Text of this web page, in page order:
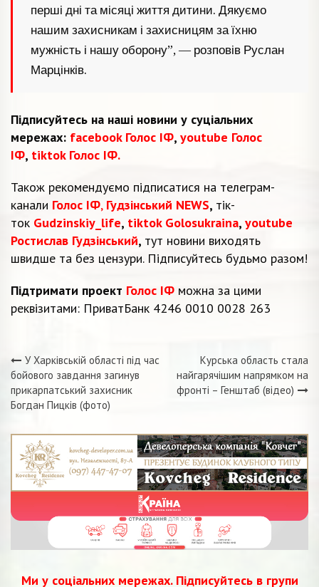
перші дні та місяці життя дитини. Дякуємо
нашим захисникам і захисницям за їхню
мужність і нашу оборону”, — розповів Руслан
Марцінків.
Підписуйтесь на наші новини у суціальних
мережах: facebook Голос ІФ, youtube Голос
ІФ, tiktok Голос ІФ.
Також рекомендуємо підписатися на телеграм-
канали Голос ІФ, Гудзінський NEWS, тік-
ток Gudzinskiy_life, tiktok Golosukraina, youtube
Ростислав Гудзінський, тут новини виходять
швидше та без цензури. Підписуйтесь будьмо разом!
Підтримати проект Голос ІФ можна за цими
реквізитами: ПриватБанк 4246 0010 0028 263
Навігація
записів
У Харківській області під час
бойового завдання загинув
прикарпатський захисник
Богдан Пицків (фото)
Курська область стала
найгарячішим напрямком на
фронті – Генштаб (відео)
Ми у соціальних мережах. Підписуйтесь в групи